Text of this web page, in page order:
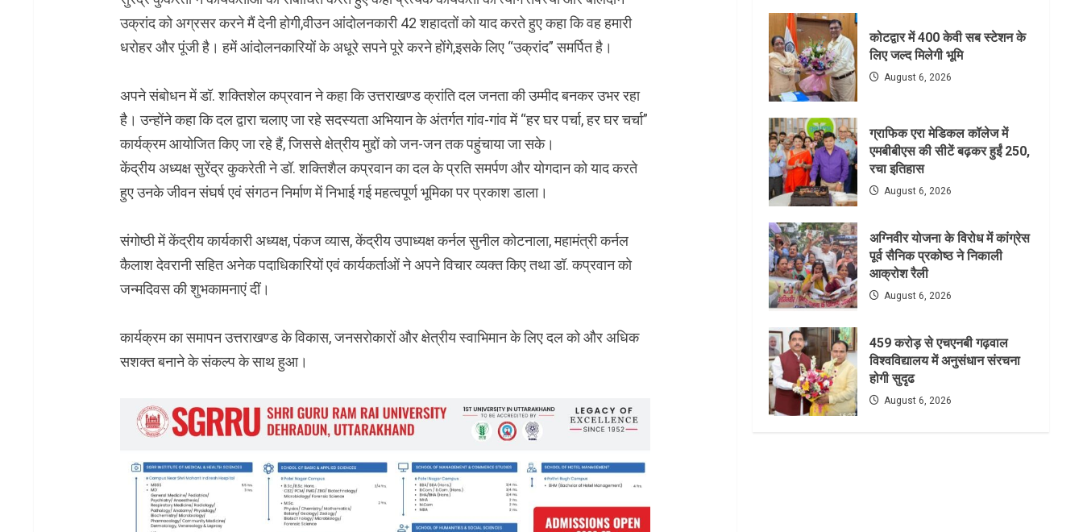
उक्रांद को अग्रसर करने मैं देनी होगी,वीउन आंदोलनकारी 42 शहादतों को याद करते हुए कहा कि वह हमारी
धरोहर और पूंजी है। हमें आंदोलनकारियों के अधूरे सपने पूरे करने होंगे,इसके लिए “उक्रांद” समर्पित है।
अपने संबोधन में डॉ. शक्तिशेल कप्रवान ने कहा कि उत्तराखण्ड क्रांति दल जनता की उम्मीद बनकर उभर रहा
है। उन्होंने कहा कि दल द्वारा चलाए जा रहे सदस्यता अभियान के अंतर्गत गांव-गांव में “हर घर पर्चा, हर घर चर्चा”
कार्यक्रम आयोजित किए जा रहे हैं, जिससे क्षेत्रीय मुद्दों को जन-जन तक पहुंचाया जा सके।
केंद्रीय अध्यक्ष सुरेंद्र कुकरेती ने डॉ. शक्तिशैल कप्रवान का दल के प्रति समर्पण और योगदान को याद करते
हुए उनके जीवन संघर्ष एवं संगठन निर्माण में निभाई गई महत्वपूर्ण भूमिका पर प्रकाश डाला।
संगोष्ठी में केंद्रीय कार्यकारी अध्यक्ष, पंकज व्यास, केंद्रीय उपाध्यक्ष कर्नल सुनील कोटनाला, महामंत्री कर्नल
कैलाश देवरानी सहित अनेक पदाधिकारियों एवं कार्यकर्ताओं ने अपने विचार व्यक्त किए तथा डॉ. कप्रवान को
जन्मदिवस की शुभकामनाएं दीं।
कार्यक्रम का समापन उत्तराखण्ड के विकास, जनसरोकारों और क्षेत्रीय स्वाभिमान के लिए दल को और अधिक
सशक्त बनाने के संकल्प के साथ हुआ।
कोटद्वार में 400 केवी सब स्टेशन के
लिए जल्द मिलेगी भूमि
August 6, 2026
ग्राफिक एरा मेडिकल कॉलेज में
एमबीबीएस की सीटें बढ़कर हुईं 250,
रचा इतिहास
August 6, 2026
अग्निवीर योजना के विरोध में कांग्रेस
पूर्व सैनिक प्रकोष्ठ ने निकाली
आक्रोश रैली
August 6, 2026
459 करोड़ से एचएनबी गढ़वाल
विश्वविद्यालय में अनुसंधान संरचना
होगी सुदृढ
August 6, 2026